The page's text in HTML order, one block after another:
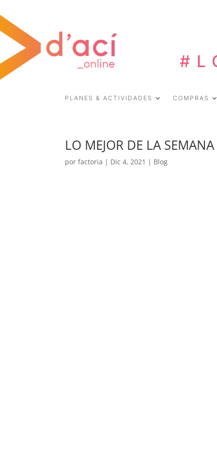
PLANES & ACTIVIDADES COMPRAS
LO MEJOR DE LA
porfactoria | Dic 4, 2021 | Blog